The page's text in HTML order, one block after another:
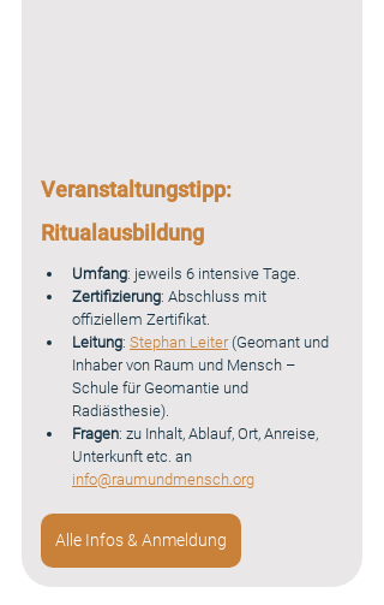
Veranstaltungstipp:
Ritualausbildung
Umfang: jeweils 6 intensive Tage.
Zertifizierung: Abschluss mit
offiziellem Zertifikat.
Leitung: Stephan Leiter (Geomant und
Inhaber von Raum und Mensch –
Schule für Geomantie und
Radiästhesie).
Fragen: zu Inhalt, Ablauf, Ort, Anreise,
Unterkunft etc. an
info@raumundmensch.org
Alle Infos & Anmeldung